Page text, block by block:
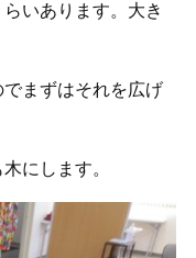
いあります。大き
まずはそれを広げ
にします。